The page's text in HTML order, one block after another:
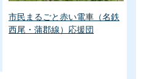
市民まるごと赤い電車（名鉄
西尾・蒲郡線）応援団